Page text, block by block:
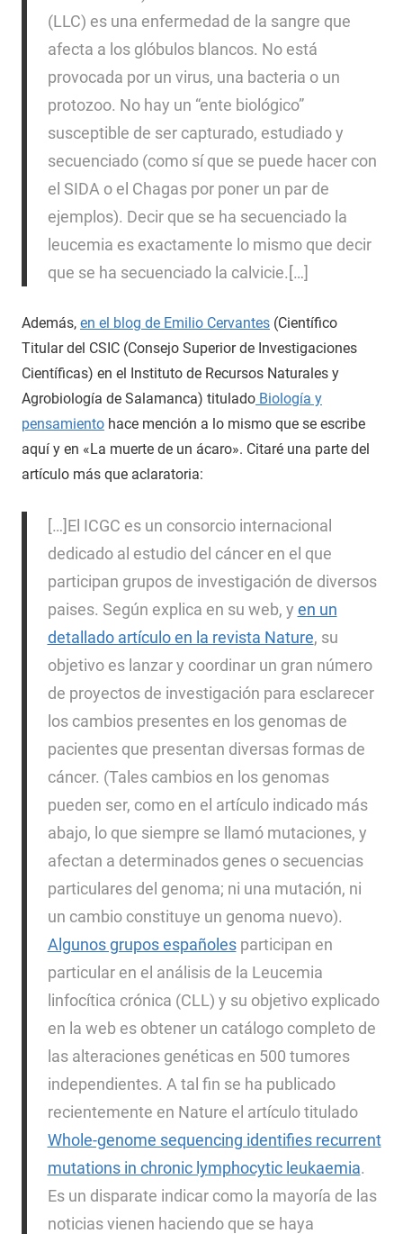
(LLC) es una enfermedad de la sangre que
afecta a los glóbulos blancos. No está
provocada por un virus, una bacteria o un
protozoo. No hay un “ente biológico”
susceptible de ser capturado, estudiado y
secuenciado (como sí que se puede hacer con
el SIDA o el Chagas por poner un par de
ejemplos). Decir que se ha secuenciado la
leucemia es exactamente lo mismo que decir
que se ha secuenciado la calvicie.[…]
Además, en el blog de Emilio Cervantes (Científico
Titular del CSIC (Consejo Superior de Investigaciones
Científicas) en el Instituto de Recursos Naturales y
Agrobiología de Salamanca) titulado Biología y
pensamiento hace mención a lo mismo que se escribe
aquí y en «La muerte de un ácaro». Citaré una parte del
artículo más que aclaratoria:
[…]El ICGC es un consorcio internacional
dedicado al estudio del cáncer en el que
participan grupos de investigación de diversos
paises. Según explica en su web, y en un
detallado artículo en la revista Nature, su
objetivo es lanzar y coordinar un gran número
de proyectos de investigación para esclarecer
los cambios presentes en los genomas de
pacientes que presentan diversas formas de
cáncer. (Tales cambios en los genomas
pueden ser, como en el artículo indicado más
abajo, lo que siempre se llamó mutaciones, y
afectan a determinados genes o secuencias
particulares del genoma; ni una mutación, ni
un cambio constituye un genoma nuevo).
Algunos grupos españolesparticipan en
particular en el análisis de la Leucemia
linfocítica crónica (CLL) y su objetivo explicado
en la web es obtener un catálogo completo de
las alteraciones genéticas en 500 tumores
independientes. A tal fin se ha publicado
recientemente en Nature el artículo titulado
Whole-genome sequencing identifies recurrent
mutations in chronic lymphocytic leukaemia.
Es un disparate indicar como la mayoría de las
noticias vienen haciendo que se haya